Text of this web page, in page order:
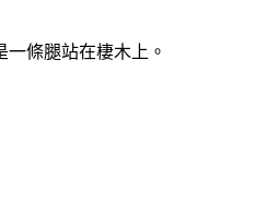
條腿站在棲木上。